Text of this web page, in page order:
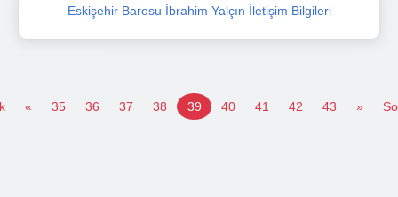
Eskişehir Barosu İbrahim Yalçın İletişim Bilgileri
« 35 36 37 38 39 40 41 42 43 »